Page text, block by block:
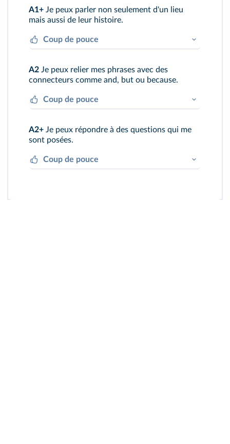
A1+ Je peux parler non seulement d'un lieu
mais aussi de leur histoire.
Coup de pouce
Middle Ages..
A2 Je peux relier mes phrases avec des
connecteurs comme and, but ou because.
Coup de pouce
was moved to Ireland...
A2+ Je peux répondre à des questions qui me
sont posées.
Coup de pouce